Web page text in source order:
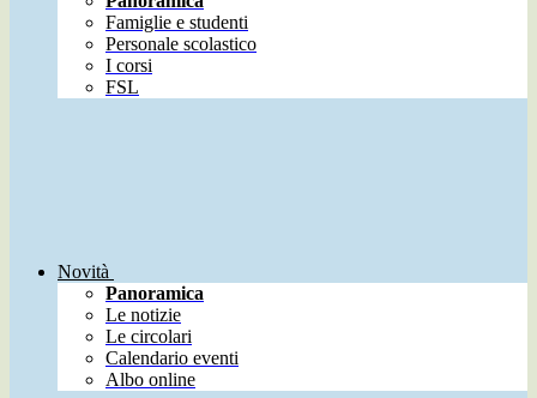
Famiglie e studenti
Personale scolastico
I corsi
FSL
Novità
Panoramica
Le notizie
Le circolari
Calendario eventi
Albo online